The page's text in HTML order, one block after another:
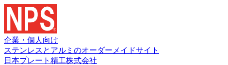
企業・個人向け
ステンレスとアルミのオーダーメイドサイト
日本プレート精工株式会社